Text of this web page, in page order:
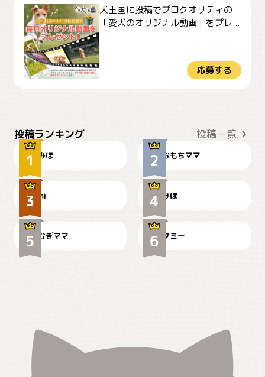
犬王国に投稿でプロクオリティの
「愛犬のオリジナル動画」をプレ...
応募する
投稿ランキング 投稿一覧
みほ おもちママ
可愛い？
mi
見てるぞぉ
みほ
🌻とむぎ！
むぎママ
ドーベルマンのお友達邸に
て
タミー